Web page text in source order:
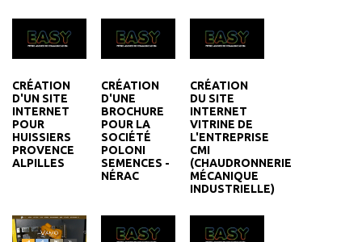
CRÉATION
D'UN SITE
INTERNET
POUR
HUISSIERS
PROVENCE
ALPILLES
CRÉATION
D'UNE
BROCHURE
POUR LA
SOCIÉTÉ
POLONI
SEMENCES -
NÉRAC
CRÉATION
DU SITE
INTERNET
VITRINE DE
L'ENTREPRISE
CMI
(CHAUDRONNERIE
MÉCANIQUE
INDUSTRIELLE)